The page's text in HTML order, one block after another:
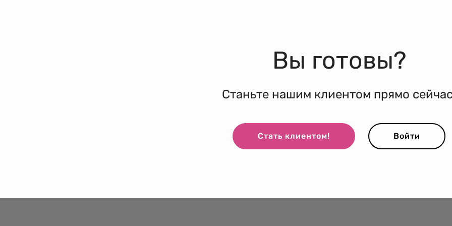
Вы готовы?
Станьте нашим клиентом прямо
Стать клиентом! Войти